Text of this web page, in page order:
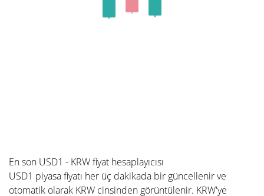
En son USD1 - KRW fiyat hesaplayıcısı
USD1 piyasa fiyatı her üç dakikada bir güncellenir ve
otomatik olarak KRW cinsinden görüntülenir. KRW'ye